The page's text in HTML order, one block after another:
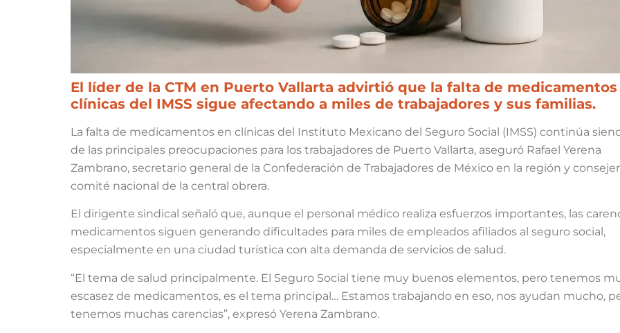
El líder de la CTM en Puerto Vallarta advirtió que la falta de
clínicas del IMSS sigue afectando a miles de trabajadores y sus familias.
La falta de medicamentos en clínicas del Instituto Mexicano del Seguro Social (IMSS) continúa
de las principales preocupaciones para los trabajadores de Puerto Vallarta, aseguró Rafael Yerena
Zambrano, secretario general de la Confederación de Trabajadores de México en la región y
comité nacional de la central obrera.
El dirigente sindical señaló que, aunque el personal médico realiza esfuerzos importantes, las
medicamentos siguen generando dificultades para miles de empleados afiliados al seguro social,
especialmente en una ciudad turística con alta demanda de servicios de salud.
“El tema de salud principalmente. El Seguro Social tiene muy buenos elementos, pero tenemos
escasez de medicamentos, es el tema principal… Estamos trabajando en eso, nos ayudan mucho,
tenemos muchas carencias”, expresó Yerena Zambrano.